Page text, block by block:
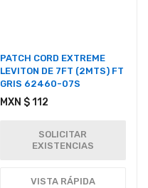
PATCH CORD EXTREME
LEVITON DE 7FT (2MTS) FT
GRIS 62460-07S
MXN $ 112
SOLICITAR
EXISTENCIAS
VISTA RÁPIDA